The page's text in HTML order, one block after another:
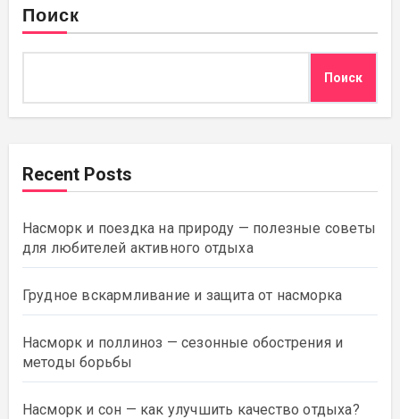
Поиск
Поиск
Recent Posts
Насморк и поездка на природу — полезные советы
для любителей активного отдыха
Грудное вскармливание и защита от насморка
Насморк и поллиноз — сезонные обострения и
методы борьбы
Насморк и сон — как улучшить качество отдыха?